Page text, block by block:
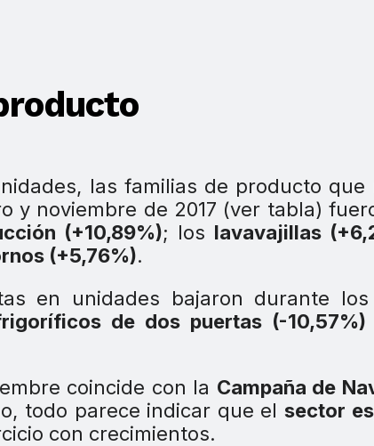
las familias de producto que
y noviembre de 2017 (ver tabla)
(+10,89%); los lavavajillas
(+5,76%).
en unidades bajaron durante los
de dos puertas (-10,57%)
coincide con la Campaña de
todo parece indicar que el sector
con crecimientos.